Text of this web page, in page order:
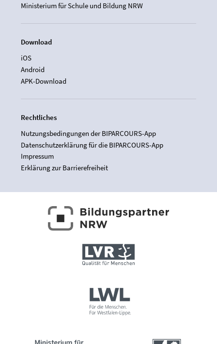
Ministerium für Schule und Bildung NRW
Download
iOS
Android
APK-Download
Rechtliches
Nutzungsbedingungen der BIPARCOURS-App
Datenschutzerklärung für die BIPARCOURS-App
Impressum
Erklärung zur Barrierefreiheit